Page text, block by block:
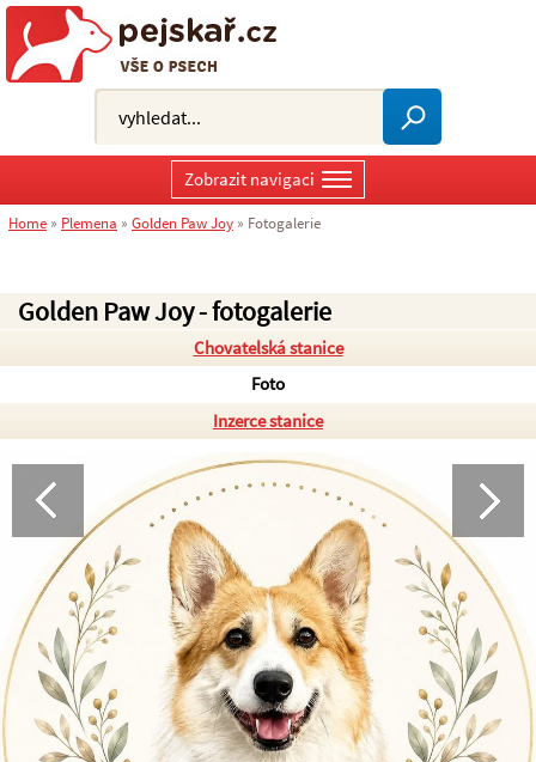
Golden Paw Joy - fotogalerie
Chovatelská stanice
Foto
Inzerce stanice
Zobrazit navigaci
Home » Plemena » Golden Paw Joy » Fotogalerie